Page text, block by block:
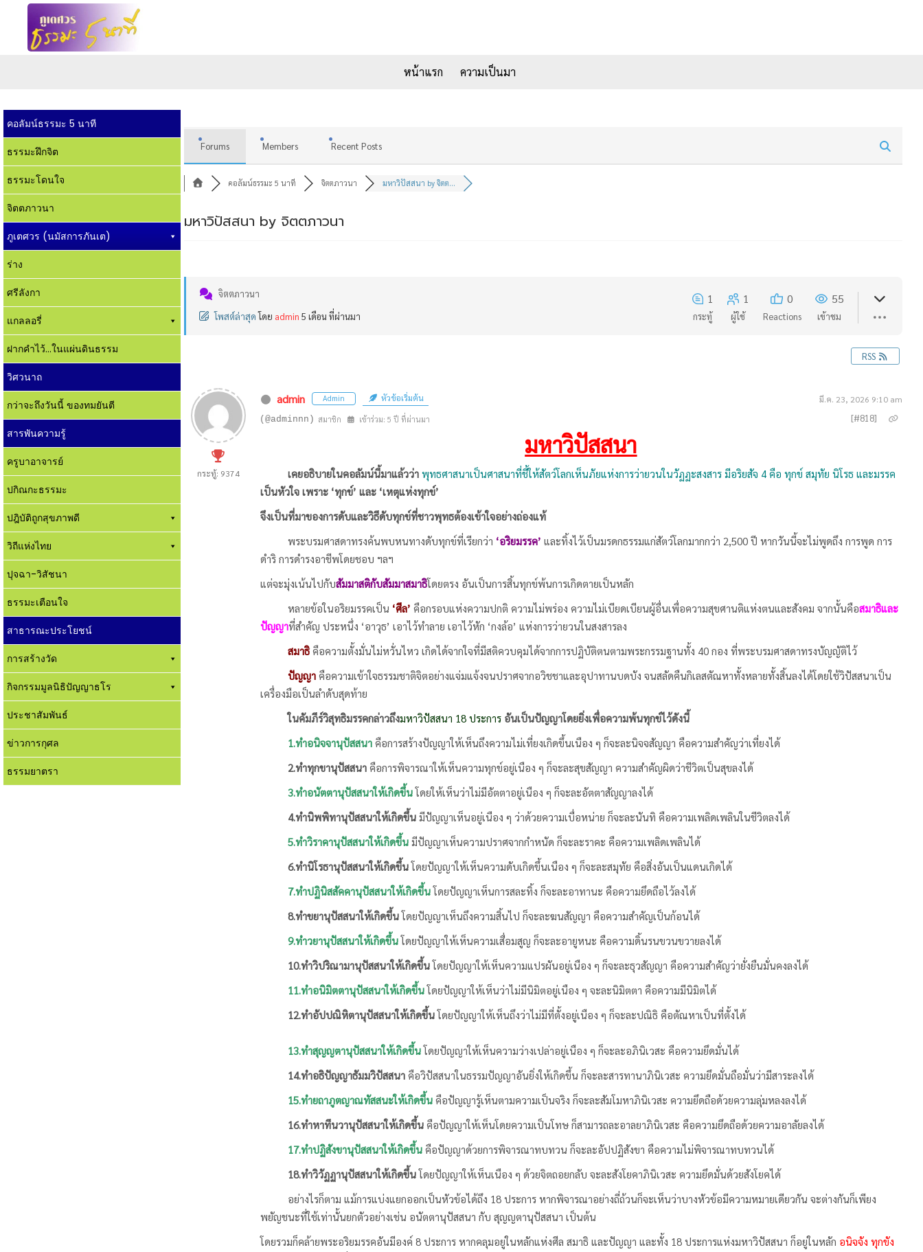
หน้าแรก ความเป็นมา
คอลัมน์ธรรมะ 5 นาที
ธรรมะฝึกจิต
ธรรมะโดนใจ
จิตตภาวนา
ภูเตศวร (นมัสการภันเต)
ร่าง
ศรีลังกา
แกลลอรี่
ฝากคำไว้...ในแผ่นดินธรรม
วิศวนาถ
กว่าจะถึงวันนี้ ของทมยันตี
สารพันความรู้
ครูบาอาจารย์
ปกิณกะธรรมะ
ปฎิบัติถูกสุขภาพดี
วิถีแห่งไทย
ปุจฉา-วิสัชนา
ธรรมะเตือนใจ
สาธารณะประโยชน์
การสร้างวัด
กิจกรรมมูลนิธิปัญญาธโร
ประชาสัมพันธ์
ข่าวการกุศล
ธรรมยาตรา
Forums Members Recent Posts
คอลัมน์ธรรมะ 5 นาที จิตตภาวนา มหาวิปัสสนา by จิตต...
มหาวิปัสสนา by จิตตภาวนา
จิตตภาวนา
โพสต์ล่าสุด โดย admin 5 เดือน ที่ผ่านมา
1
กระทู้
1
ผู้ใช้
0
Reactions
55
เข้าชม
RSS
กระทู้: 9374
admin Admin หัวข้อเริ่มต้น มี.ค. 23, 2026 9:10 am
(@adminnn) สมาชิก เข้าร่วม: 5 ปี ที่ผ่านมา [#818]
มหาวิปัสสนา
เคยอธิบายในคอลัมน์นี้มาแล้วว่า พุทธศาสนาเป็นศาสนาที่ชี้ให้สัตว์โลกเห็นภัยแห่งการว่ายวนในวัฏฏะสงสาร มีอริยสัจ 4 คือ ทุกข์ สมุทัย นิโรธ และมรรค
เป็นหัวใจ เพราะ ‘ทุกข์’ และ ‘เหตุแห่งทุกข์’
จึงเป็นที่มาของการดับและวิธีดับทุกข์ที่ชาวพุทธต้องเข้าใจอย่างถ่องแท้
พระบรมศาสดาทรงค้นพบหนทางดับทุกข์ที่เรียกว่า ‘อริยมรรค’ และทิ้งไว้เป็นมรดกธรรมแก่สัตว์โลกมากกว่า 2,500 ปี หากวันนี้จะไม่พูดถึง การพูด การ
ดำริ การดำรงอาชีพโดยชอบ ฯลฯ
แต่จะมุ่งเน้นไปกับสัมมาสติกับสัมมาสมาธิโดยตรง อันเป็นการสิ้นทุกข์พ้นการเกิดตายเป็นหลัก
หลายข้อในอริยมรรคเป็น ‘ศีล’ คือกรอบแห่งความปกติ ความไม่พร่อง ความไม่เบียดเบียนผู้อื่นเพื่อความสุขศานติแห่งตนและสังคม จากนั้นคือสมาธิและ
ปัญญาที่สำคัญ ประหนึ่ง ‘อาวุธ’ เอาไว้ทำลาย เอาไว้หัก ‘กงล้อ’ แห่งการว่ายวนในสงสารลง
สมาธิคือความตั้งมั่นไม่หวั่นไหว เกิดได้จากใจที่มีสติควบคุมได้จากการปฏิบัติตนตามพระกรรมฐานทั้ง 40 กอง ที่พระบรมศาสดาทรงบัญญัติไว้
ปัญญาคือความเข้าใจธรรมชาติจิตอย่างแจ่มแจ้งจนปราศจากอวิชชาและอุปาทานบดบัง จนสลัดคืนกิเลสตัณหาทั้งหลายทั้งสิ้นลงได้โดยใช้วิปัสสนาเป็น
เครื่องมือเป็นลำดับสุดท้าย
ในคัมภีร์วิสุทธิมรรคกล่าวถึงมหาวิปัสสนา 18 ประการอันเป็นปัญญาโดยยิ่งเพื่อความพ้นทุกข์ไว้ดังนี้
1.ทำอนิจจานุปัสสนาคือการสร้างปัญญาให้เห็นถึงความไม่เที่ยงเกิดขึ้นเนือง ๆ ก็จะละนิจจสัญญา คือความสำคัญว่าเที่ยงได้
2.ทำทุกขานุปัสสนาคือการพิจารณาให้เห็นความทุกข์อยู่เนือง ๆ ก็จะละสุขสัญญา ความสำคัญผิดว่าชีวิตเป็นสุขลงได้
3.ทำอนัตตานุปัสสนาให้เกิดขึ้นโดยให้เห็นว่าไม่มีอัตตาอยู่เนือง ๆ ก็จะละอัตตาสัญญาลงได้
4.ทำนิพพิทานุปัสสนาให้เกิดขึ้นมีปัญญาเห็นอยู่เนือง ๆ ว่าด้วยความเบื่อหน่าย ก็จะละนันทิ คือความเพลิดเพลินในชีวิตลงได้
5.ทำวิราคานุปัสสนาให้เกิดขึ้นมีปัญญาเห็นความปราศจากกำหนัด ก็จะละราคะ คือความเพลิดเพลินได้
6.ทำนิโรธานุปัสสนาให้เกิดขึ้นโดยปัญญาให้เห็นความดับเกิดขึ้นเนือง ๆ ก็จะละสมุทัย คือสิ่งอันเป็นแดนเกิดได้
7.ทำปฏินิสสัคคานุปัสสนาให้เกิดขึ้นโดยปัญญาเห็นการสละทิ้ง ก็จะละอาทานะ คือความยึดถือไว้ลงได้
8.ทำขยานุปัสสนาให้เกิดขึ้นโดยปัญญาเห็นถึงความสิ้นไป ก็จะละฆนสัญญา คือความสำคัญเป็นก้อนได้
9.ทำวยานุปัสสนาให้เกิดขึ้นโดยปัญญาให้เห็นความเสื่อมสูญ ก็จะละอายูหนะ คือความดิ้นรนขวนขวายลงได้
10.ทำวิปริณามานุปัสสนาให้เกิดขึ้นโดยปัญญาให้เห็นความแปรผันอยู่เนือง ๆ ก็จะละธุวสัญญา คือความสำคัญว่ายั่งยืนมั่นคงลงได้
11.ทำอนิมิตตานุปัสสนาให้เกิดขึ้น โดยปัญญาให้เห็นว่าไม่มีนิมิตอยู่เนือง ๆ จะละนิมิตตา คือความมีนิมิตได้
12.ทำอัปปณิหิตานุปัสสนาให้เกิดขึ้นโดยปัญญาให้เห็นถึงว่าไม่มีที่ตั้งอยู่เนือง ๆ ก็จะละปณิธิ คือตัณหาเป็นที่ตั้งได้
13.ทำสุญญตานุปัสสนาให้เกิดขึ้นโดยปัญญาให้เห็นความว่างเปล่าอยู่เนือง ๆ ก็จะละอภินิเวสะ คือความยึดมั่นได้
14.ทำอธิปัญญาธัมมวิปัสสนาคือวิปัสสนาในธรรมปัญญาอันยิ่งให้เกิดขึ้น ก็จะละสารทานาภินิเวสะ ความยึดมั่นถือมั่นว่ามีสาระลงได้
15.ทำยถาภูตญาณทัสสนะให้เกิดขึ้นคือปัญญารู้เห็นตามความเป็นจริง ก็จะละสัมโมหาภินิเวสะ ความยึดถือด้วยความลุ่มหลงลงได้
16.ทำหาทีนวานุปัสสนาให้เกิดขึ้นคือปัญญาให้เห็นโดยความเป็นโทษ ก็สามารถละอาลยาภินิเวสะ คือความยึดถือด้วยความอาลัยลงได้
17.ทำปฏิสังขานุปัสสนาให้เกิดขึ้นคือปัญญาด้วยการพิจารณาทบทวน ก็จะละอัปปฏิสังขา คือความไม่พิจารณาทบทวนได้
18.ทำวิวัฏฏานุปัสสนาให้เกิดขึ้นโดยปัญญาให้เห็นเนือง ๆ ด้วยจิตถอยกลับ จะละสังโยคาภินิเวสะ ความยึดมั่นด้วยสังโยคได้
อย่างไรก็ตาม แม้การแบ่งแยกออกเป็นหัวข้อได้ถึง 18 ประการ หากพิจารณาอย่างถี่ถ้วนก็จะเห็นว่าบางหัวข้อมีความหมายเดียวกัน จะต่างกันก็เพียง
พยัญชนะที่ใช้เท่านั้นยกตัวอย่างเช่น อนัตตานุปัสสนา กับ สุญญตานุปัสสนา เป็นต้น
โดยรวมก็คล้ายพระอริยมรรคอันมีองค์ 8 ประการ หากคลุมอยู่ในหลักแห่งศีล สมาธิ และปัญญา และทั้ง 18 ประการแห่งมหาวิปัสสนา ก็อยู่ในหลัก อนิจจัง ทุกขัง